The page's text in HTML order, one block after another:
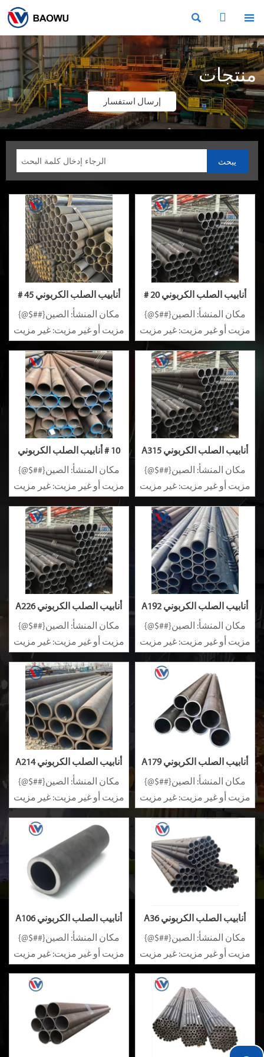
  
منتجات
إرسال استفسار
يبحث
أنابيب الصلب الكربوني 45 #
مكان المنشأ: الصين{##$@}
مزيت أو غير مزيت: غير مزيت
سبيكة
أنابيب الصلب الكربوني 20 #
مكان المنشأ: الصين{##$@}
مزيت أو غير مزيت: غير مزيت
سبيكة
10 # أنابيب الصلب الكربوني
مكان المنشأ: الصين{##$@}
مزيت أو غير مزيت: غير مزيت
سبيكة
أنابيب الصلب الكربوني A315
مكان المنشأ: الصين{##$@}
مزيت أو غير مزيت: غير مزيت
سبيكة أو غير سبيكة: غير
سبيكة
أنابيب الصلب الكربوني A226
مكان المنشأ: الصين{##$@}
مزيت أو غير مزيت: غير مزيت
سبيكة أو غير سبيكة: غير
سبيكة
أنابيب الصلب الكربوني A192
مكان المنشأ: الصين{##$@}
مزيت أو غير مزيت: غير مزيت
سبيكة أو غير سبيكة: غير
سبيكة
أنابيب الصلب الكربوني A214
مكان المنشأ: الصين{##$@}
مزيت أو غير مزيت: غير مزيت
سبيكة
أنابيب الصلب الكربوني A179
مكان المنشأ: الصين{##$@}
مزيت أو غير مزيت: غير مزيت
أنابيب الصلب الكربوني A106
مكان المنشأ: الصين{##$@}
مزيت أو غير مزيت: غير مزيت
أنابيب الصلب الكربوني A36
مكان المنشأ: الصين{##$@}
مزيت أو غير مزيت: غير مزيت
سبيكة